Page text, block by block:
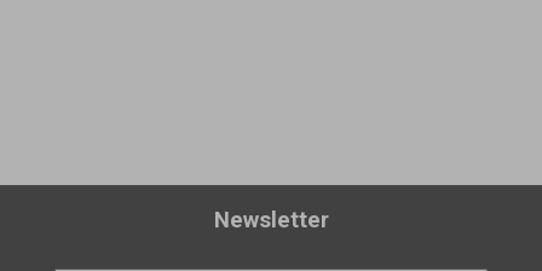
Newsletter